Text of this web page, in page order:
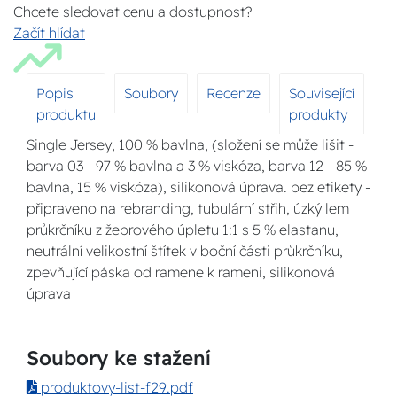
Chcete sledovat cenu a dostupnost?
Začít hlídat
Popis
produktu
Soubory Recenze
Související
produkty
Single Jersey, 100 % bavlna, (složení se může lišit -
barva 03 - 97 % bavlna a 3 % viskóza, barva 12 - 85 %
bavlna, 15 % viskóza), silikonová úprava. bez etikety -
připraveno na rebranding, tubulární střih, úzký lem
průkrčníku z žebrového úpletu 1:1 s 5 % elastanu,
neutrální velikostní štítek v boční části průkrčníku,
zpevňující páska od ramene k rameni, silikonová
úprava
Soubory ke stažení
produktovy-list-f29.pdf